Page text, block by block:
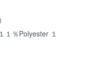
１％Polyester １